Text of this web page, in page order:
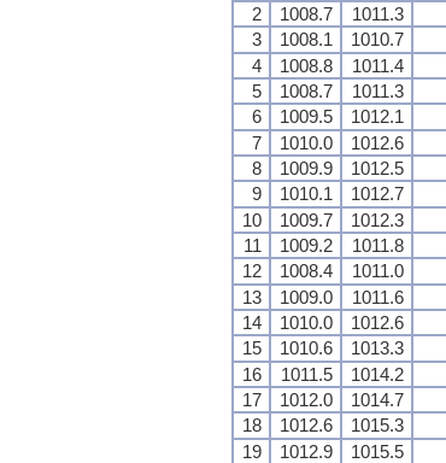
2
1008.7 1011.3
3
1008.1 1010.7
4
1008.8 1011.4
5
1008.7 1011.3
6
1009.5 1012.1
7
1010.0 1012.6
8
1009.9 1012.5
9
1010.1 1012.7
10
1009.7 1012.3
11
1009.2 1011.8
12
1008.4 1011.0
13
1009.0 1011.6
14
1010.0 1012.6
15
1010.6 1013.3
16
1011.5 1014.2
17
1012.0 1014.7
18
1012.6 1015.3
19
1012.9 1015.5